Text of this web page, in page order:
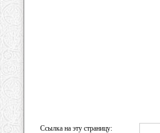
Ссылка на эту страницу: